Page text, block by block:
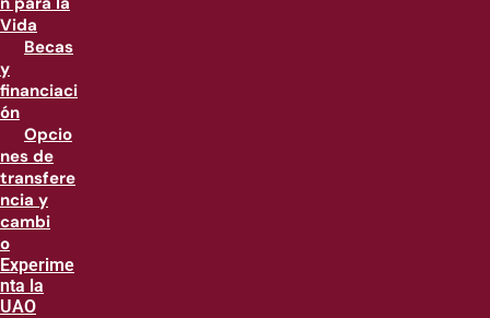
Vida
Becas
y
financiaci
ón
Opcio
nes de
transfere
ncia y
cambi
o
Experime
nta la
UAO